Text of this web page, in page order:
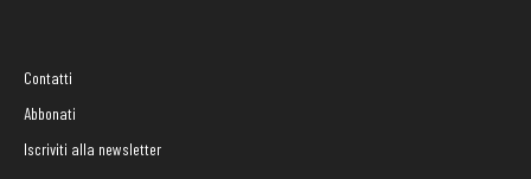
Contatti
Abbonati
Iscriviti alla newsletter